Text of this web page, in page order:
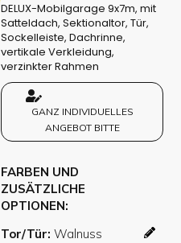
DELUX-Mobilgarage 9x7m, mit
Satteldach, Sektionaltor, Tür,
Sockelleiste, Dachrinne,
vertikale Verkleidung,
verzinkter Rahmen
GANZ INDIVIDUELLES
ANGEBOT BITTE
FARBEN UND
ZUSÄTZLICHE
OPTIONEN
Tor/Tür